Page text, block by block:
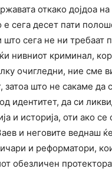
откако дојдоа на
сега десет пати
сега не ни требаат
нивниот криминал,
очигледни, ние сме
затоа што не сакаме
идентитет, да си
и историја, оти ако
и неговите веднаш
и реформатори,
обезличен